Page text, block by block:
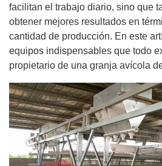
facilitan el trabajo diario, sino que
obtener mejores resultados en
cantidad de producción. En este
equipos indispensables que todo
propietario de una granja avícola